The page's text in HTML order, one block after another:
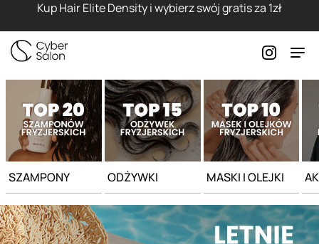
Kup Hair Elite Density i wybierz swój gratis za 1zł
SZAMPONY ODŻYWKI MASKI I OLEJKI
Strona główna - Cyber Salon